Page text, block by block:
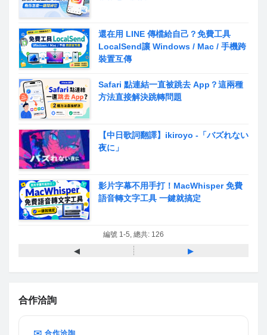
還在用 LINE 傳檔給自己？免費工具
LocalSend讓 Windows / Mac / 手機跨
裝置互傳
Safari 點連結一直被跳去 App？這兩種
方法直接解決跳轉問題
【中日歌詞翻譯】ikiroyo -「バズれない
夜に」
影片字幕不用手打！MacWhisper 免費
語音轉文字工具 一鍵就搞定
編號 1-5, 總共: 126
◂ ▸
合作洽詢
✉️ 合作洽詢